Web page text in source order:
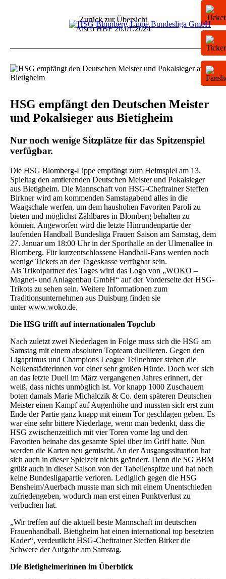
Zurück zur Übersicht
Alsco HBF26.01.2024
HSG empfängt den Deutschen Meister
und Pokalsieger aus Bietigheim
Nur noch wenige Sitzplätze für das Spitzenspiel
verfügbar.
Die HSG Blomberg-Lippe empfängt zum Heimspiel am 13.
Spieltag den amtierenden Deutschen Meister und Pokalsieger
aus Bietigheim. Die Mannschaft von HSG-Cheftrainer Steffen
Birkner wird am kommenden Samstagabend alles in die
Waagschale werfen, um dem haushohen Favoriten Paroli zu
bieten und möglichst Zählbares in Blomberg behalten zu
können. Angeworfen wird die letzte Hinrundenpartie der
laufenden Handball Bundesliga Frauen Saison am Samstag, dem
27. Januar um 18:00 Uhr in der Sporthalle an der Ulmenallee in
Blomberg. Für kurzentschlossene Handball-Fans werden noch
wenige Tickets an der Tageskasse verfügbar sein.
Als Trikotpartner des Tages wird das Logo von „WOKO –
Magnet- und Anlagenbau GmbH“ auf der Vorderseite der HSG-
Trikots zu sehen sein. Weitere Informationen zum
Traditionsunternehmen aus Duisburg finden sie
unter www.woko.de.
Die HSG trifft auf internationalen Topclub
Nach zuletzt zwei Niederlagen in Folge muss sich die HSG am
Samstag mit einem absoluten Topteam duellieren. Gegen den
Ligaprimus und Champions League Teilnehmer stehen die
Nelkenstädterinnen vor einer sehr großen Hürde. Doch wer sich
an das letzte Duell im März vergangenen Jahres erinnert, der
weiß, dass nichts unmöglich ist. Vor knapp 1000 Zuschauern
boten damals Marie Michalczik & Co. dem späteren Deutschen
Meister einen Kampf auf Augenhöhe und mussten sich erst zum
Ende der Partie ganz knapp mit einem Tor geschlagen geben. Es
war eine sehr bittere Niederlage, wenn man bedenkt, dass die
HSG zwischenzeitlich mit vier Toren vorne lag und den
Favoriten beinahe das gesamte Spiel über im Griff hatte. Nun
werden die Karten neu gemischt. An der Ausgangssituation hat
sich auch in dieser Spielzeit nichts geändert. Denn die SG BBM
grüßt auch in dieser Saison von der Tabellenspitze und hat noch
keine Bundesligapartie verloren. Lediglich gegen die HSG
Bensheim/Auerbach musste man sich mit einem Unentschieden
zufriedengeben, wodurch man erst einen Punktverlust zu
verbuchen hat.
„Wir treffen auf die aktuell beste Mannschaft im deutschen
Frauenhandball. Bietigheim hat einen international top besetzten
Kader“, verdeutlicht HSG-Cheftrainer Steffen Birker die
Schwere der Aufgabe am Samstag.
Die Bietigheimerinnen im Überblick